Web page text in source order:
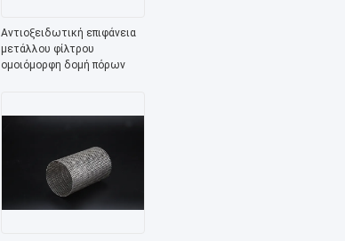
Αντιοξειδωτική επιφάνεια
μετάλλου φίλτρου
ομοιόμορφη δομή πόρων